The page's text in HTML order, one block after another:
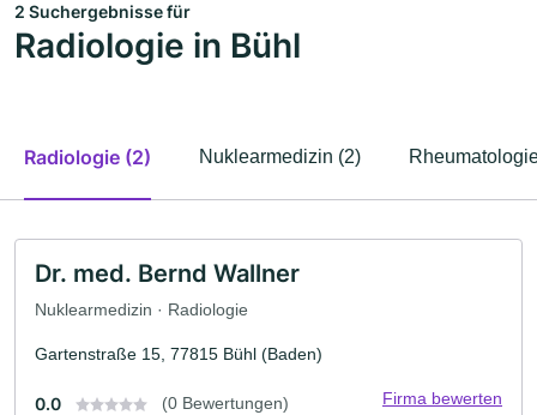
2 Suchergebnisse für
Radiologie in Bühl
Radiologie (2) Nuklearmedizin (2)
Dr. med. Bernd Wallner
Nuklearmedizin · Radiologie
Gartenstraße 15, 77815 Bühl (Baden)
0.0 (0 Bewertungen) Firma bewerten